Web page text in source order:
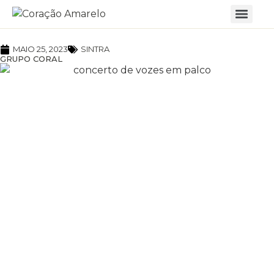
MAIO 25, 2023
SINTRA
GRUPO CORAL